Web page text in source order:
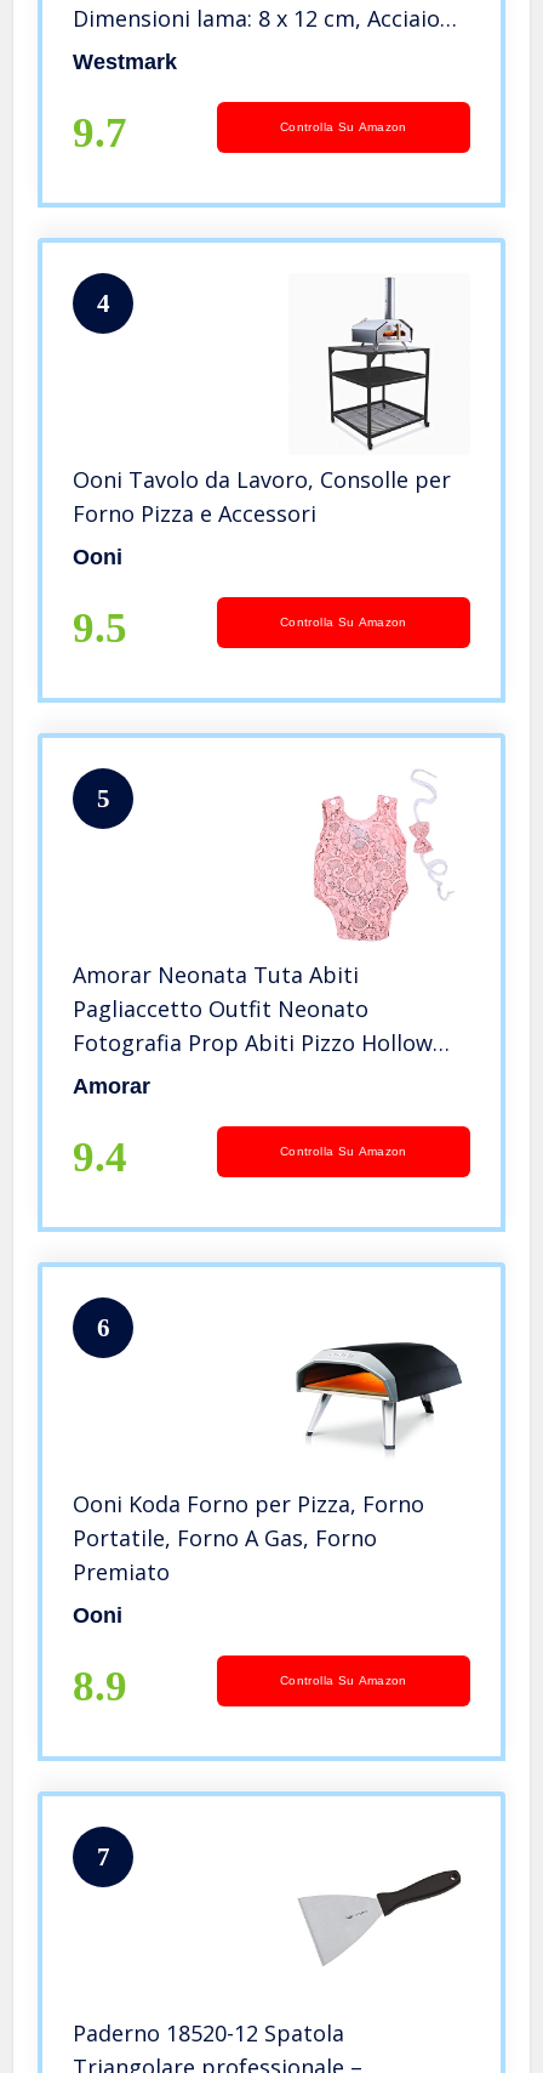
Dimensioni lama: 8 x 12 cm, Acciaio
inox/Plastica, Master Line,
Westmark
9.7 Controlla Su Amazon
4
Ooni Tavolo da Lavoro, Consolle per
Forno Pizza e Accessori
Ooni
9.5 Controlla Su Amazon
5
Amorar Neonata Tuta Abiti
Pagliaccetto Outfit Neonato
Fotografia Prop Abiti Pizzo Hollow
Carino Bow Pagliaccetto Fotografia
Capelli Set
Amorar
9.4 Controlla Su Amazon
6
Ooni Koda Forno per Pizza, Forno
Portatile, Forno A Gas, Forno
Premiato
Ooni
8.9 Controlla Su Amazon
7
Paderno 18520-12 Spatola
Triangolare professionale –